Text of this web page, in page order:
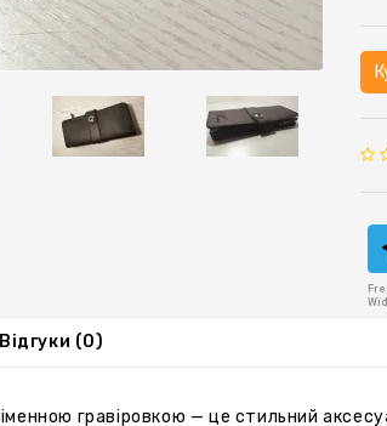
Відгуки (0)
гравіровкою — це стильний